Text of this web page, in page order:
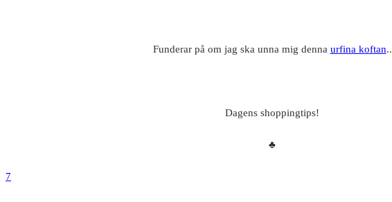
Funderar på om jag ska unna mig denna urfina koftan..
Dagens shoppingtips!
♣
7